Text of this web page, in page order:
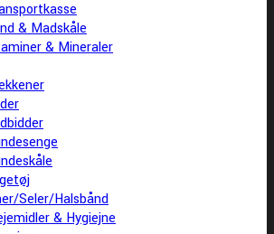
& Madskåle
& Mineraler
Seler/Halsbånd
& Hygiejne